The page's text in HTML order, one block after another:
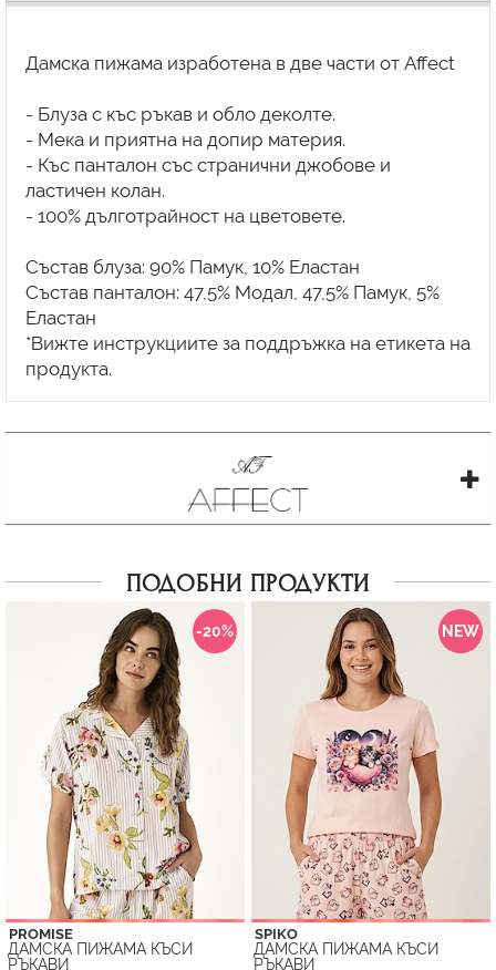
Дамска пижама изработена в две части от Affect
- Блуза с къс ръкав и обло деколте.
- Мека и приятна на допир материя.
- Къс панталон със странични джобове и
ластичен колан.
- 100% дълготрайност на цветовете.
Състав блуза: 90% Памук, 10% Еластан
Състав панталон: 47,5% Модал, 47,5% Памук, 5%
Еластан
*Вижте инструкциите за поддръжка на етикета на
ПОДОБНИ ПРОДУКТИ
-20%
PROMISE
ДАМСКА ПИЖАМА КЪСИ
РЪКАВИ
NEW
SPIKO
ДАМСКА ПИЖАМА КЪСИ
РЪКАВИ